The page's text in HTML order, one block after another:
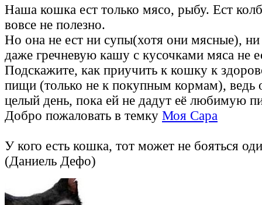
Наша кошка ест только мясо, рыбу. Ест
вовсе не полезно.
Но она не ест ни супы(хотя они мясные),
даже гречневую кашу с кусочками мяса не
Подскажите, как приучить к кошку к
пищи (только не к покупным кормам), ведь
целый день, пока ей не дадут её любимую
Добро пожаловать в темку Моя Сара
У кого есть кошка, тот может не бояться
(Даниель Дефо)